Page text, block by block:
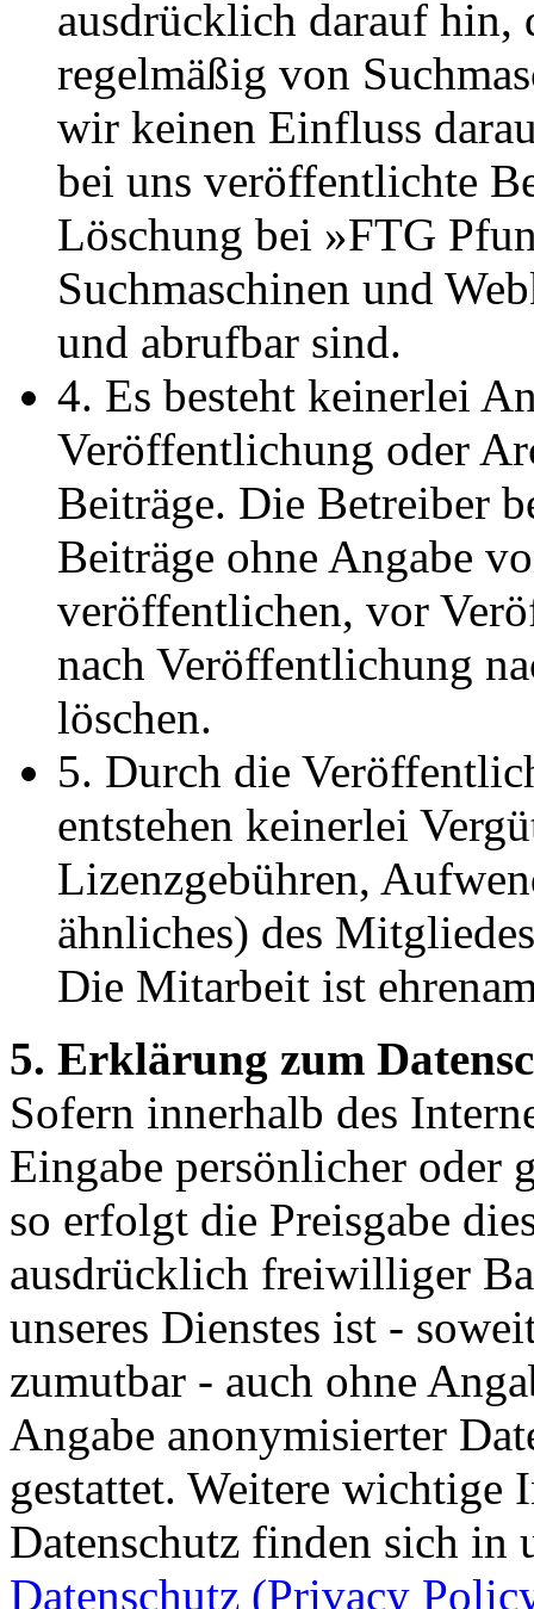
ausdrücklich darauf hin,
regelmäßig von
wir keinen Einfluss
bei uns veröffentlichte
Löschung bei »FTG
Suchmaschinen und
und abrufbar sind.
4. Es besteht keinerlei
Veröffentlichung oder
Beiträge. Die Betreiber
Beiträge ohne Angabe
veröffentlichen, vor
nach Veröffentlichung
löschen.
5. Durch die
entstehen keinerlei
Lizenzgebühren,
ähnliches) des
Die Mitarbeit ist
5. Erklärung zum
Sofern innerhalb des
Eingabe persönlicher oder
so erfolgt die Preisgabe
ausdrücklich freiwilliger
unseres Dienstes ist -
zumutbar - auch ohne
Angabe anonymisierter
gestattet. Weitere wichtige
Datenschutz finden sich in
Datenschutz (Privacy